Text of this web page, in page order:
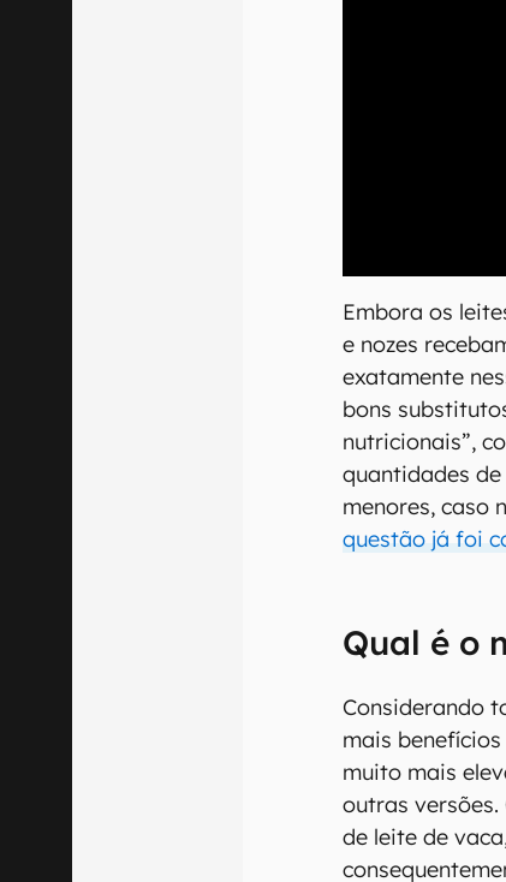
Embora os
e nozes
exatamente
bons
nutricionais”,
quantidades
menores, caso
questão já foi
Qual é o
Considerando
mais
muito mais
outras
de leite de